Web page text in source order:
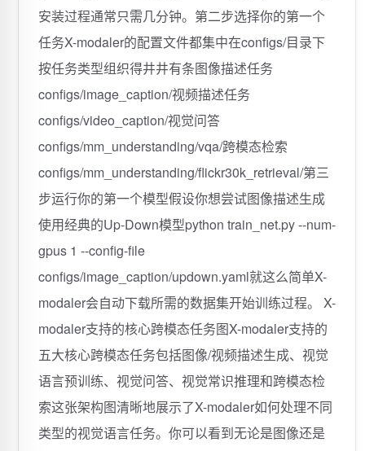
安装过程通常只需几分钟。第二步选择你的第一个
任务X-modaler的配置文件都集中在configs/目录下
按任务类型组织得井井有条图像描述任务
configs/image_caption/视频描述任务
configs/video_caption/视觉问答
configs/mm_understanding/vqa/跨模态检索
configs/mm_understanding/flickr30k_retrieval/第三
步运行你的第一个模型假设你想尝试图像描述生成
使用经典的Up-Down模型python train_net.py --num-
gpus 1 --config-file
configs/image_caption/updown.yaml就这么简单X-
modaler会自动下载所需的数据集开始训练过程。️ X-
modaler支持的核心跨模态任务图X-modaler支持的
五大核心跨模态任务包括图像/视频描述生成、视觉
语言预训练、视觉问答、视觉常识推理和跨模态检
索这张架构图清晰地展示了X-modaler如何处理不同
类型的视觉语言任务。你可以看到无论是图像还是